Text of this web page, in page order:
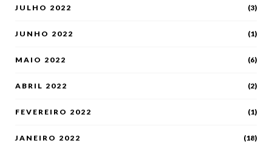
JULHO 2022 (3)
JUNHO 2022 (1)
MAIO 2022 (6)
ABRIL 2022 (2)
FEVEREIRO 2022 (1)
JANEIRO 2022 (18)